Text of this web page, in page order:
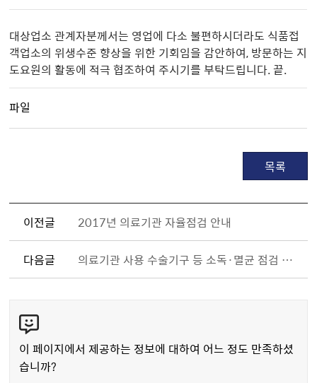
대상업소 관계자분께서는 영업에 다소 불편하시더라도 식품접
객업소의 위생수준 향상을 위한 기회임을 감안하여, 방문하는 지
도요원의 활동에 적극 협조하여 주시기를 부탁드립니다. 끝.
파일
목록
이전글 2017년 의료기관 자율점검 안내
다음글 의료기관 사용 수술기구 등 소독·멸균 점검 안내
텐
츠
만
이 페이지에서 제공하는 정보에 대하여 어느 정도 만족하셨
습니까?